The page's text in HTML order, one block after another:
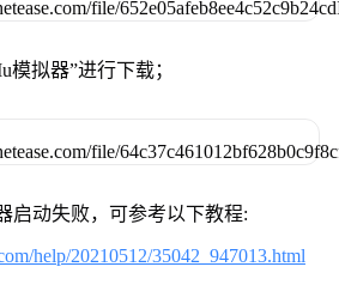
模拟器”进行下载；
启动失败，可参考以下教程:
help/20210512/35042_947013.html